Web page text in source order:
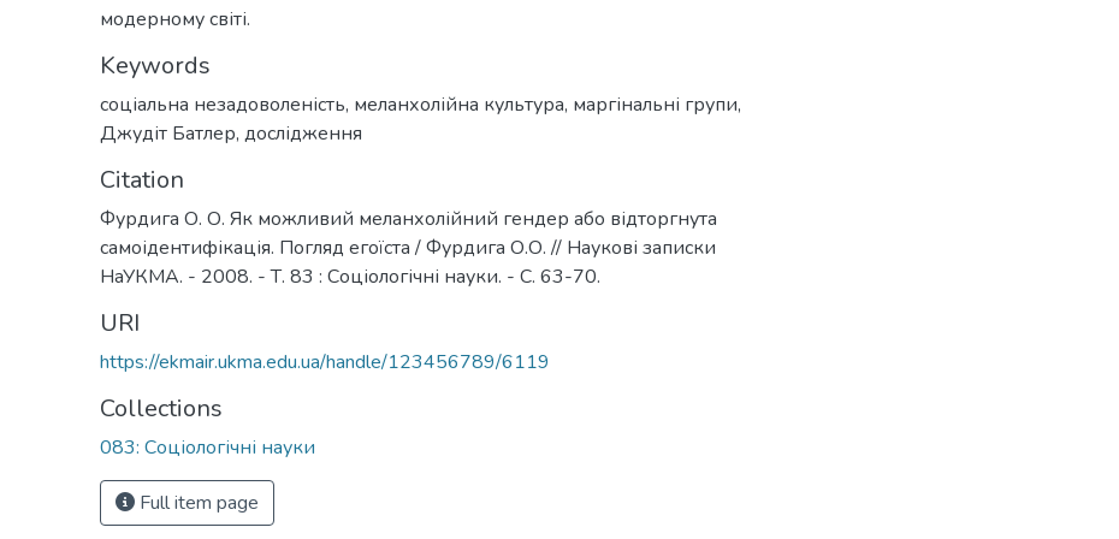
модерному світі.
Keywords
соціальна незадоволеність, меланхолійна культура, маргінальні групи,
Джудіт Батлер, дослідження
Citation
Фурдига О. О. Як можливий меланхолійний гендер або відторгнута
самоідентифікація. Погляд егоїста / Фурдига О.О. // Наукові записки
НаУКМА. - 2008. - Т. 83 : Соціологічні науки. - С. 63-70.
URI
https://ekmair.ukma.edu.ua/handle/123456789/6119
Collections
083: Соціологічні науки
Full item page